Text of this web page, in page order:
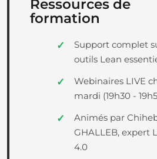
Ressources de
formation
Support complet
outils Lean
Webinaires LIVE
mardi (19h30 -
Animés par
GHALLEB, expert
4.0